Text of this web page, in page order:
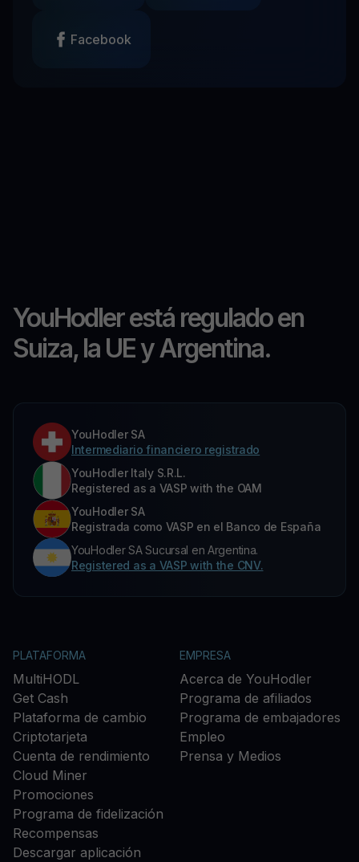
Facebook
YouHodler está regulado en
Suiza, la UE y Argentina.
YouHodler SA
Intermediario financiero registrado
YouHodler Italy S.R.L.
Registered as a VASP with the OAM
YouHodler SA
Registrada como VASP en el Banco de España
YouHodler SA Sucursal en Argentina.
Registered as a VASP with the CNV.
PLATAFORMA
MultiHODL
Get Cash
Plataforma de cambio
Criptotarjeta
Cuenta de rendimiento
Cloud Miner
Promociones
Programa de fidelización
Recompensas
Descargar aplicación
EMPRESA
Acerca de YouHodler
Programa de afiliados
Programa de embajadores
Empleo
Prensa y Medios